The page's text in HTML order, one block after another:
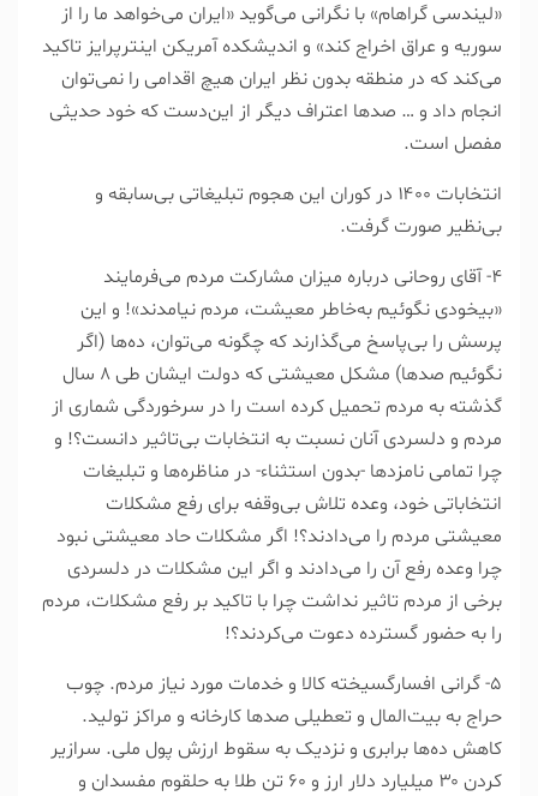
«لیند‌سی گراهام» با نگرانی می‌گوید «ایران می‌خواهد ما را از
سوریه و عراق اخراج کند» و اندیشکده آمریکن اینترپرایز تاکید
می‌کند که در منطقه بدون نظر ایران هیچ اقدامی را نمی‌توان
انجام داد و … صد‌ها اعتراف دیگر از این‌دست که خود حدیثی
مفصل است.
انتخابات ۱۴۰۰ در کوران این هجوم تبلیغاتی بی‌سابقه و
بی‌نظیر صورت گرفت.
۴- آقای روحانی درباره میزان مشارکت مردم می‌فرمایند
«بیخودی نگوئیم به‌خاطر معیشت، مردم نیامدند»! و این
پرسش را بی‌پاسخ می‌گذارند که چگونه می‌توان، ده‌ها (اگر
نگوئیم صدها) مشکل معیشتی که دولت ایشان طی ۸ سال
گذشته به مردم تحمیل کرده است را در سرخوردگی شماری از
مردم و دلسردی آنان نسبت به انتخابات بی‌تاثیر دانست؟! و
چرا تمامی نامزد‌ها -بدون استثناء- در مناظره‌ها و تبلیغات
انتخاباتی خود، وعده تلاش بی‌وقفه برای رفع مشکلات
معیشتی مردم را می‌دادند؟! اگر مشکلات حاد معیشتی نبود
چرا وعده رفع آن را می‌دادند و اگر این مشکلات در دلسردی
برخی از مردم تاثیر نداشت چرا با تاکید بر رفع مشکلات، مردم
را به حضور گسترده دعوت می‌کردند؟!
۵- گرانی افسار‌گسیخته کالا و خدمات مورد نیاز مردم. چوب
حراج به بیت‌المال و تعطیلی صد‌ها کارخانه و مراکز تولید.
کاهش ده‌ها برابری و نزدیک به سقوط ارزش پول ملی. سرازیر
کردن ۳۰ میلیارد دلار ارز و ۶۰ تن طلا به حلقوم مفسدان و